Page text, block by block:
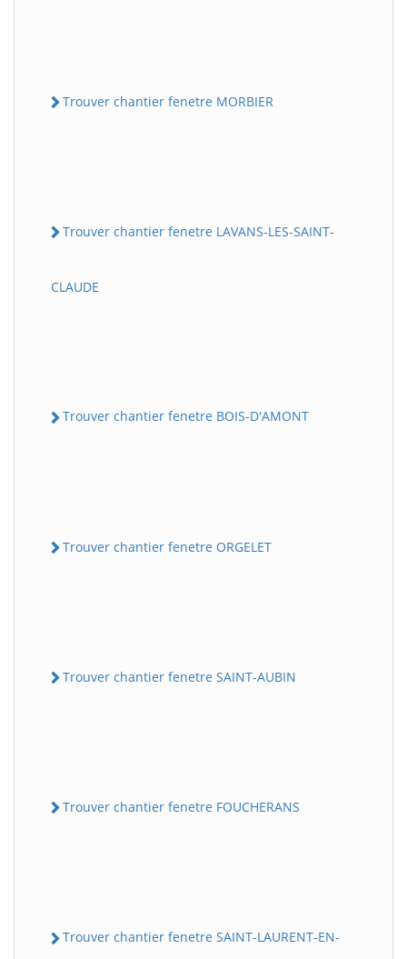
Trouver chantier fenetre MORBIER
Trouver chantier fenetre LAVANS-LES-SAINT-
CLAUDE
Trouver chantier fenetre BOIS-D'AMONT
Trouver chantier fenetre ORGELET
Trouver chantier fenetre SAINT-AUBIN
Trouver chantier fenetre FOUCHERANS
Trouver chantier fenetre SAINT-LAURENT-EN-